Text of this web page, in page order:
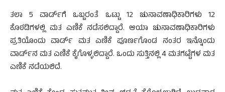
ತಲಾ 5 ವಾರ್ಡ್‍ಗೆ ಒಬ್ಬರಂತೆ ಒಟ್ಟು 12 ಚುನಾವಣಾಧಿಕಾರಿಗಳು 12
ಕೊಠಡಿಗಳಲ್ಲಿ ಮತ ಎಣಿಕೆ ನಡೆಸಲಿದ್ದಾರೆ. ಆಯಾ ಚುನಾವಣಾಧಿಕಾರಿಗಳು
ಪ್ರತಿಯೊಂದು ವಾರ್ಡ್ ಮತ ಎಣಿಕೆ ಪೂರ್ಣಗೊಂಡ ನಂತರ ಇನ್ನೊಂದು
ವಾರ್ಡ್‍ನ ಮತ ಎಣಿಕೆ ಕೈಗೊಳ್ಳಲಿದ್ದಾರೆ. ಒಂದು ಸುತ್ತಿನಲ್ಲಿ 4 ಮತಗಟ್ಟೆಗಳ ಮತ
ಎಣಿಕೆ ನಡೆಯಲಿದೆ.